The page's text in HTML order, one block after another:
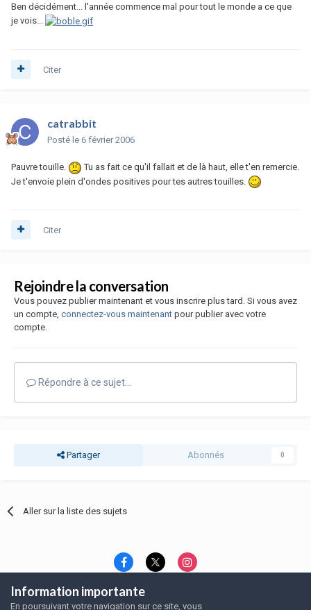
Ben décidément... l'année commence mal pour tout le monde a ce que
je vois...
Citer
catrabbit
Posté le 6 février 2006
Pauvre touille.
Tu as fait ce qu'il fallait et de là haut, elle t'en remercie.
Je t'envoie plein d'ondes positives pour tes autres touilles.
Citer
Rejoindre la conversation
Vous pouvez publier maintenant et vous inscrire plus tard. Si vous avez
un compte, connectez-vous maintenant pour publier avec votre
compte.
Répondre à ce sujet…
Partager Abonnés 0
Aller sur la liste des sujets
Langue Thème
Politique de confidentialité
Information importante
En poursuivant votre navigation sur ce site, vous